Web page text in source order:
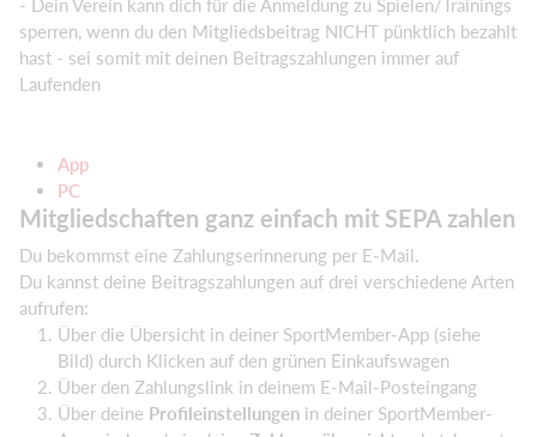
- Dein Verein kann dich für die Anmeldung zu Spielen/Trainings
sperren, wenn du den Mitgliedsbeitrag NICHT pünktlich bezahlt
hast - sei somit mit deinen Beitragszahlungen immer auf
Laufenden
App
PC
Mitgliedschaften ganz einfach mit SEPA zahlen
Du bekommst eine Zahlungserinnerung per E-Mail.
Du kannst deine Beitragszahlungen auf drei verschiedene Arten
aufrufen:
Über die Übersicht in deiner SportMember-App (siehe
Bild) durch Klicken auf den grünen Einkaufswagen
Über den Zahlungslink in deinem E-Mail-Posteingang
Über deine Profileinstellungen in deiner SportMember-